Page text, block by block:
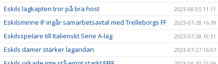
Eskils lagkapten tror på bra höst 2023-08-05 11:11
Eskilsminne IF ingår samarbetsavtal med Trelleborgs FF 2023-07-28 16:18
Eskilsspelare till Italienskt Serie A-lag 2023-07-28 10:31
Eskils damer stärker lagandan 2023-07-27 16:07